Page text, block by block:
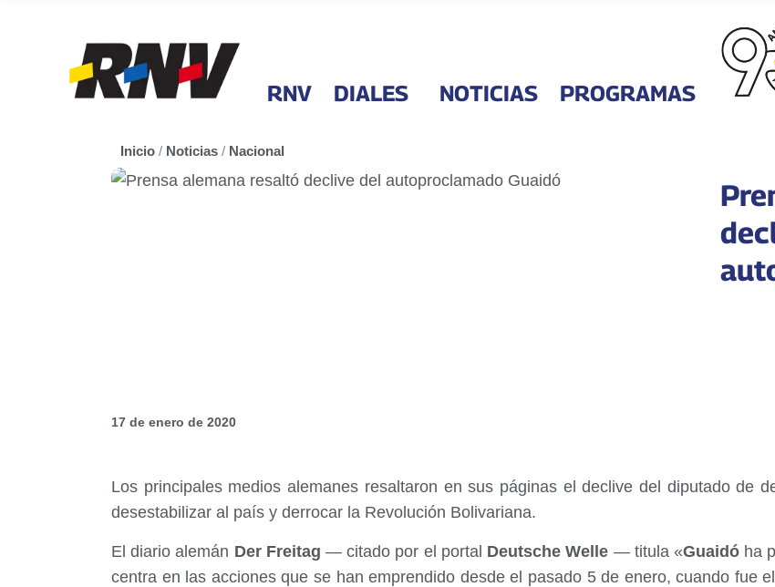
RNV DIALES NOTICIAS PROGRAMAS
Inicio / Noticias / Nacional
17 de enero de 2020
Los principales medios alemanes resaltaron en sus páginas el declive del diputado de
desestabilizar al país y derrocar la Revolución Bolivariana.
El diario alemán Der Freitag — citado por el portal Deutsche Welle — titula «Guaidóha
centra en las acciones que se han emprendido desde el pasado 5 de enero, cuando fue